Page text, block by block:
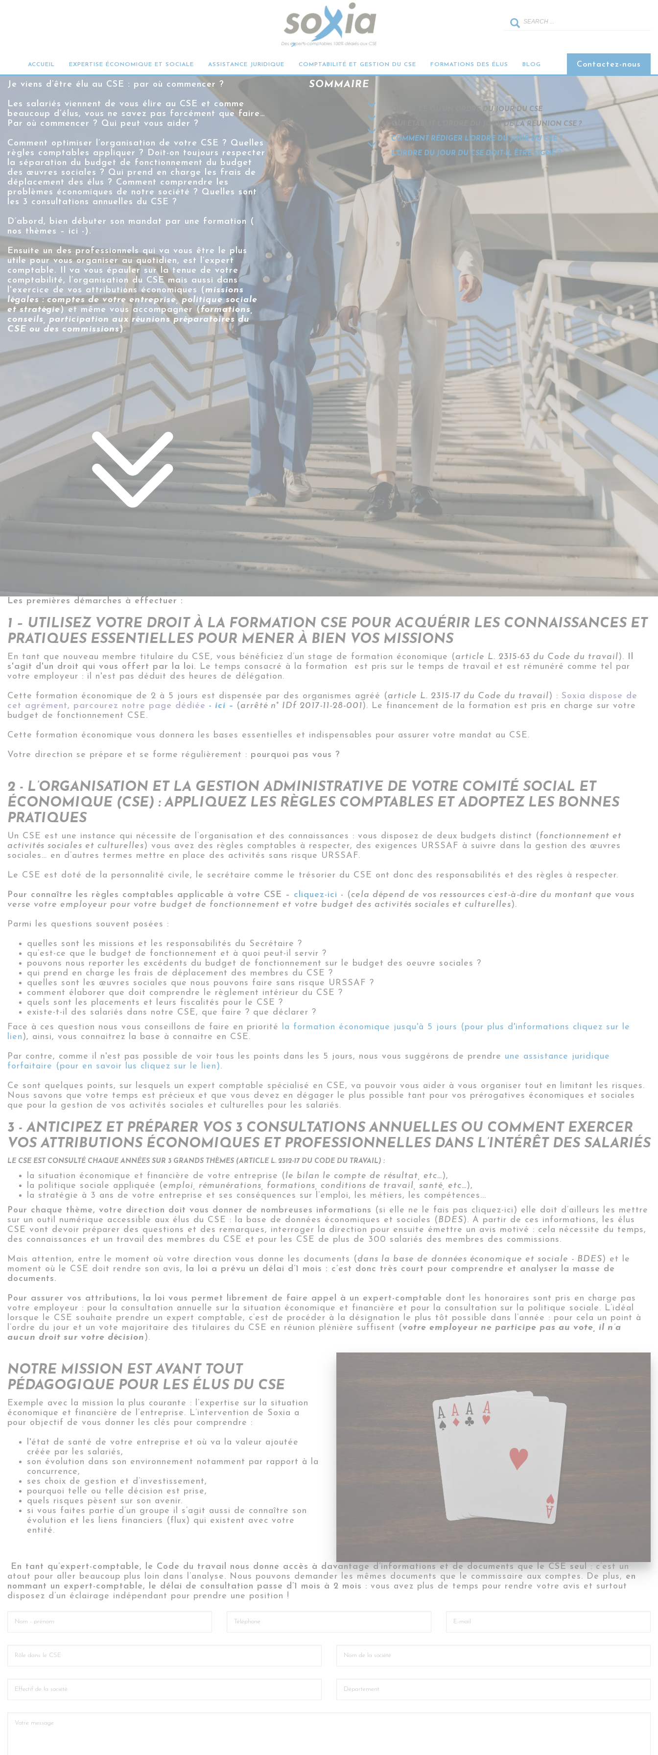
ACCUEIL EXPERTISE ÉCONOMIQUE ET SOCIALE ASSISTANCE JURIDIQUE COMPTABILITÉ ET GESTION DU CSE FORMATIONS DES ÉLUS BLOG Contactez-nous
LA CRÉATION DU CSE : LES ÉTAPES POUR RÉUSSIR SON
Je viens d’être élu au CSE : par où commencer ?
Les salariés viennent de vous élire au CSE et comme
beaucoup d’élus, vous ne savez pas forcément que faire…
Par où commencer ? Qui peut vous aider ?
Comment optimiser l’organisation de votre CSE ? Quelles
règles comptables appliquer ? Doit-on toujours respecter
la séparation du budget de fonctionnement du budget
des œuvres sociales ? Qui prend en charge les frais de
déplacement des élus ? Comment comprendre les
problèmes économiques de notre société ? Quelles sont
les 3 consultations annuelles du CSE ?
D’abord, bien débuter son mandat par une formation (
nos thèmes – ici - ).
Ensuite un des professionnels qui va vous être le plus
utile pour vous organiser au quotidien, est l’expert
comptable. Il va vous épauler sur la tenue de votre
comptabilité, l’organisation du CSE mais aussi dans
l'exercice de vos attributions économiques ( missions
légales : comptes de votre entreprise, politique sociale
et stratégie) et même vous accompagner (formations,
conseils, participation aux réunions préparatoires du
CSE ou des commissions).
SOMMAIRE
QU'EST CE QU'UN ORDRE DU JOUR DU CSE
QUI ÉTABLIT L'ORDRE DU JOUR DE LA RÉUNION CSE ?
COMMENT RÉDIGER L'ORDRE DU JOUR DU CSE ?
L'ORDRE DU JOUR DU CSE DOIT-IL ÊTRE SIGNÉ ?
Les premières démarches à effectuer :
1 – UTILISEZ VOTRE DROIT À LA FORMATION CSE POUR ACQUÉRIR LES CONNAISSANCES ET
PRATIQUES ESSENTIELLES POUR MENER À BIEN VOS MISSIONS
En tant que nouveau membre titulaire du CSE, vous bénéficiez d’un stage de formation économique ( article L. 2315-63 du Code du travail ). Il
s'agit d'un droit qui vous offert par la loi. Le temps consacré à la formation est pris sur le temps de travail et est rémunéré comme tel par
votre employeur : il n'est pas déduit des heures de délégation.
Cette formation économique de 2 à 5 jours est dispensée par des organismes agréé ( article L. 2315-17 du Code du travail ) : Soxia dispose de
cet agrément, parcourez notre page dédiée - ici – ( arrêté n° IDf 2017-11-28-001). Le financement de la formation est pris en charge sur votre
budget de fonctionnement CSE.
Cette formation économique vous donnera les bases essentielles et indispensables pour assurer votre mandat au CSE.
Votre direction se prépare et se forme régulièrement : pourquoi pas vous ?
2 - L’ORGANISATION ET LA GESTION ADMINISTRATIVE DE VOTRE COMITÉ SOCIAL ET
ÉCONOMIQUE (CSE) : APPLIQUEZ LES RÈGLES COMPTABLES ET ADOPTEZ LES BONNES
PRATIQUES
Un CSE est une instance qui nécessite de l’organisation et des connaissances : vous disposez de deux budgets distinct ( fonctionnement et
activités sociales et culturelles) vous avez des règles comptables à respecter, des exigences URSSAF à suivre dans la gestion des œuvres
sociales… en d’autres termes mettre en place des activités sans risque URSSAF.
Le CSE est doté de la personnalité civile, le secrétaire comme le trésorier du CSE ont donc des responsabilités et des règles à respecter.
Pour connaître les règles comptables applicable à votre CSE – cliquez-ici - ( cela dépend de vos ressources c’est-à-dire du montant que vous
verse votre employeur pour votre budget de fonctionnement et votre budget des activités sociales et culturelles).
Parmi les questions souvent posées :
quelles sont les missions et les responsabilités du Secrétaire ?
qu’est-ce que le budget de fonctionnement et à quoi peut-il servir ?
pouvons nous reporter les excédents du budget de fonctionnement sur le budget des oeuvre sociales ?
qui prend en charge les frais de déplacement des membres du CSE ?
quelles sont les œuvres sociales que nous pouvons faire sans risque URSSAF ?
comment élaborer que doit comprendre le règlement intérieur du CSE ?
quels sont les placements et leurs fiscalités pour le CSE ?
existe-t-il des salariés dans notre CSE, que faire ? que déclarer ?
Face à ces question nous vous conseillons de faire en priorité la formation économique jusqu'à 5 jours (pour plus d'informations cliquez sur le
lien ), ainsi, vous connaitrez la base à connaitre en CSE.
Par contre, comme il n'est pas possible de voir tous les points dans les 5 jours, nous vous suggérons de prendre une assistance juridique
forfaitaire (pour en savoir lus cliquez sur le lien).
Ce sont quelques points, sur lesquels un expert comptable spécialisé en CSE, va pouvoir vous aider à vous organiser tout en limitant les risques.
Nous savons que votre temps est précieux et que vous devez en dégager le plus possible tant pour vos prérogatives économiques et sociales
que pour la gestion de vos activités sociales et culturelles pour les salariés.
3 - ANTICIPEZ ET PRÉPARER VOS 3 CONSULTATIONS ANNUELLES OU COMMENT EXERCER
VOS ATTRIBUTIONS ÉCONOMIQUES ET PROFESSIONNELLES DANS L’INTÉRÊT DES SALARIÉS
LE CSE EST CONSULTÉ CHAQUE ANNÉES SUR 3 GRANDS THÈMES (ARTICLE L. 2312-17 DU CODE DU TRAVAIL) :
la situation économique et financière de votre entreprise ( le bilan le compte de résultat, etc…),
la politique sociale appliquée ( emploi, rémunérations, formations, conditions de travail, santé, etc…),
la stratégie à 3 ans de votre entreprise et ses conséquences sur l’emploi, les métiers, les compétences...
Pour chaque thème, votre direction doit vous donner de nombreuses informations (si elle ne le fais pas cliquez-ici) elle doit d’ailleurs les mettre
sur un outil numérique accessible aux élus du CSE : la base de données économiques et sociales ( BDES). A partir de ces informations, les élus
CSE vont devoir préparer des questions et des remarques, interroger la direction pour ensuite émettre un avis motivé : cela nécessite du temps,
des connaissances et un travail des membres du CSE et pour les CSE de plus de 300 salariés des membres des commissions.
Mais attention, entre le moment où votre direction vous donne les documents ( dans la base de données économique et sociale - BDES) et le
moment où le CSE doit rendre son avis, la loi a prévu un délai d’1 mois : c’est donc très court pour comprendre et analyser la masse de
documents.
Pour assurer vos attributions, la loi vous permet librement de faire appel à un expert-comptable dont les honoraires sont pris en charge pas
votre employeur : pour la consultation annuelle sur la situation économique et financière et pour la consultation sur la politique sociale. L’idéal
lorsque le CSE souhaite prendre un expert comptable, c’est de procéder à la désignation le plus tôt possible dans l’année : pour cela un point à
l’ordre du jour et un vote majoritaire des titulaires du CSE en réunion plénière suffisent ( votre employeur ne participe pas au vote, il n’a
aucun droit sur votre décision ).
NOTRE MISSION EST AVANT TOUT
PÉDAGOGIQUE POUR LES ÉLUS DU CSE
Exemple avec la mission la plus courante : l’expertise sur la situation
économique et financière de l’entreprise. L’intervention de Soxia a
pour objectif de vous donner les clés pour comprendre :
l'état de santé de votre entreprise et où va la valeur ajoutée
créée par les salariés,
son évolution dans son environnement notamment par rapport à la
concurrence,
ses choix de gestion et d’investissement,
pourquoi telle ou telle décision est prise,
quels risques pèsent sur son avenir.
si vous faites partie d’un groupe il s’agit aussi de connaître son
évolution et les liens financiers (flux) qui existent avec votre
entité.
En tant qu’expert-comptable, le Code du travail nous donne accès à davantage d’informations et de documents que le CSE seul : c’est un
atout pour aller beaucoup plus loin dans l’analyse. Nous pouvons demander les mêmes documents que le commissaire aux comptes. De plus, en
nommant un expert-comptable, le délai de consultation passe d’1 mois à 2 mois : vous avez plus de temps pour rendre votre avis et surtout
disposez d’un éclairage indépendant pour prendre une position !